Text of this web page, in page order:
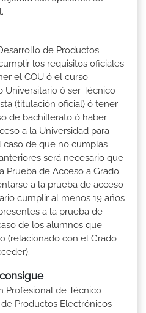
de Productos
los requisitos oficiales
el COU ó el curso
Universitario ó ser Técnico
(titulación oficial) ó tener
de bachillerato ó haber
a la Universidad para
caso de que no cumplas
será necesario que
Prueba de Acceso a Grado
a la prueba de acceso
cumplir al menos 19 años
a la prueba de
de los alumnos que
(relacionado con el Grado
Profesional de Técnico
Productos Electrónicos